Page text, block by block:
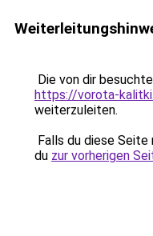
Die von dir
https://vorota-
weiterzuleiten.
Falls du diese
du zur vorherigen